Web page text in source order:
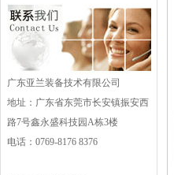
广东亚兰装备技术有限公司
地址：广东省东莞市长安镇振安西
路7号鑫永盛科技园A栋3楼
电话：0769-8176 8376